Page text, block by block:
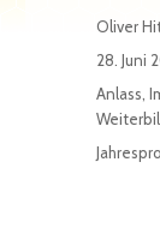
Autor
Oliver
am
28. Juni
Anlass,